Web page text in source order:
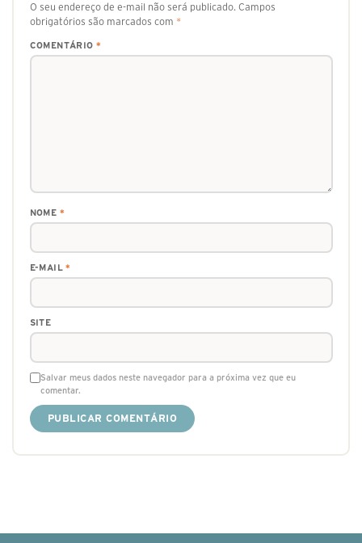
O seu endereço de e-mail não será publicado. Campos
obrigatórios são marcados com *
COMENTÁRIO *
NOME *
E-MAIL*
SITE
Salvar meus dados neste navegador para a próxima vez que eu
comentar.